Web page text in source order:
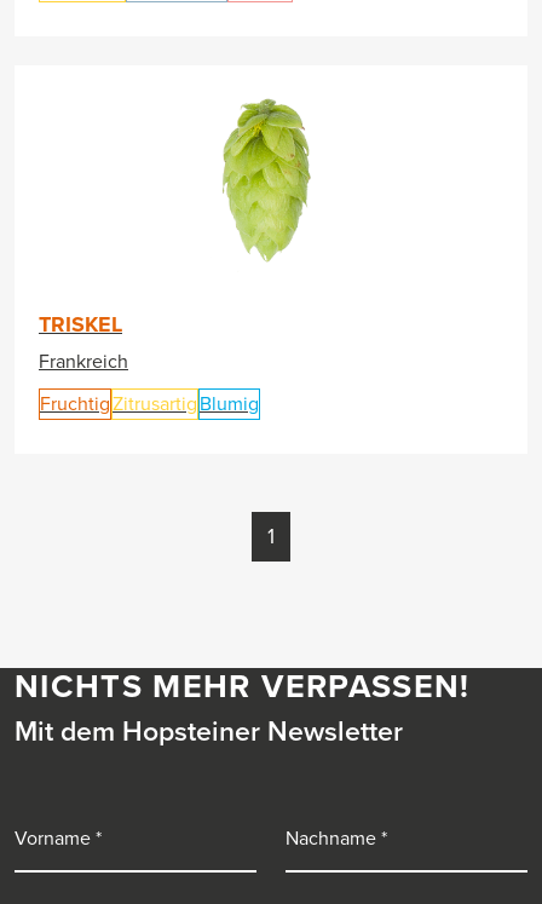
TRISKEL
Frankreich
FruchtigZitrusartig Blumig
1
NICHTS MEHR VERPASSEN!
Mit dem Hopsteiner Newsletter